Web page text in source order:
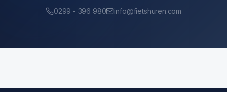
0299 - 396 980 info@fietshuren.com